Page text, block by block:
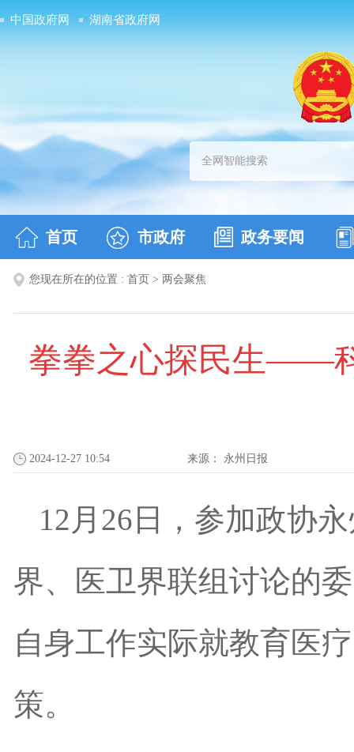
中国政府网 湖南省政府网
首页 市政府 政务要闻
您现在所在的位置 : 首页 > 两会聚焦
拳拳之心探民生——
2024-12-27 10:54 来源： 永州日报
12月26日，参加政协
界、医卫界联组讨论的
自身工作实际就教育医
策。